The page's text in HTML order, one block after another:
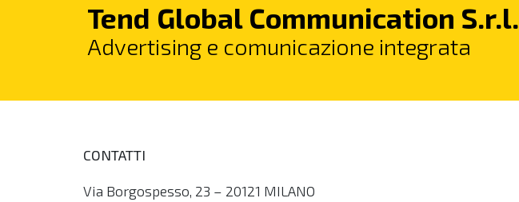
Tend Global Communication S.r.l.
Advertising e comunicazione integrata
CONTATTI
Via Borgospesso, 23 – 20121 MILANO